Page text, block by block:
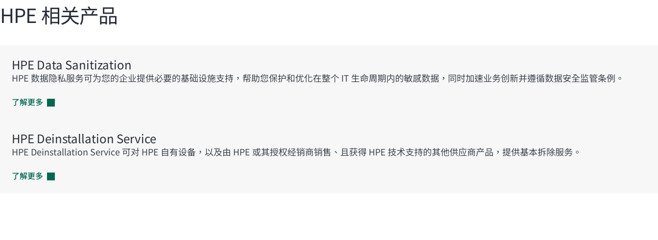
HPE 相关产品
HPE Data Sanitization
HPE 数据隐私服务可为您的企业提供必要的基础设施支持，帮助您保护和优化在整个 IT 生命周期内的敏感数据，同时加速业务创新并遵循数据安全监管条例。
了解更多
HPE Deinstallation Service
HPE Deinstallation Service 可对 HPE 自有设备，以及由 HPE 或其授权经销商销售、且获得 HPE 技术支持的其他供应商产品，提供基本拆除服务。
了解更多